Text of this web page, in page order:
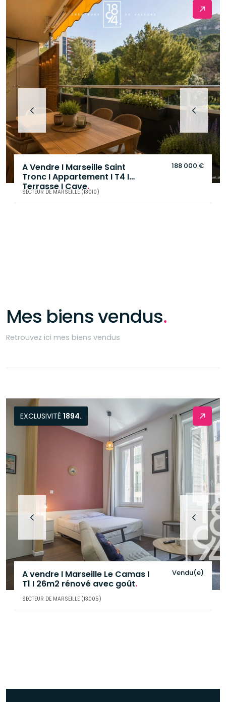
A Vendre I Marseille Saint
Tronc I Appartement I T4 I
Terrasse I Cave.
SECTEUR DE MARSEILLE (13010)
188 000 €
Mes biens vendus.
Retrouvez ici mes biens vendus
EXCLUSIVITÉ 1894.
A vendre I Marseille Le Camas I
T1 I 26m2 rénové avec goût.
SECTEUR DE MARSEILLE (13005)
Vendu(e)